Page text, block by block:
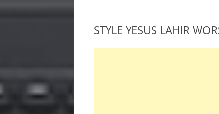
STYLE YESUS LAHIR